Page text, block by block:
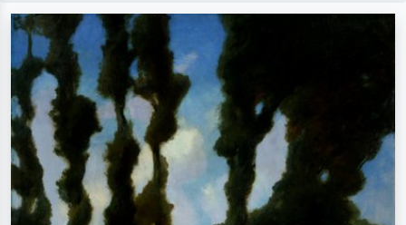
Zoek op kunstenaar, titel of stijl – bijv.
Monet, Sterrennacht, impressionisme,
Hokusai-golf, naakt.
Beschrijf de scène – bijv. groene
weide, abstract met veel rood, donker
olieverfschilderij, staand naakt naast